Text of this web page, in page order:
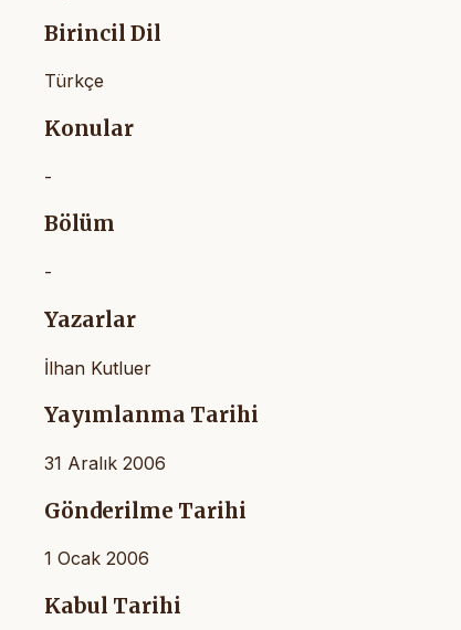
Birincil Dil
Türkçe
Konular
-
Bölüm
-
Yazarlar
İlhan Kutluer
Yayımlanma Tarihi
31 Aralık 2006
Gönderilme Tarihi
1 Ocak 2006
Kabul Tarihi